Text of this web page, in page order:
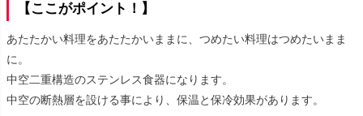
【ここがポイント！】
あたたかい料理をあたたかいままに、つめたい料理はつめたいまま
に。
中空二重構造のステンレス食器になります。
中空の断熱層を設ける事により、保温と保冷効果があります。